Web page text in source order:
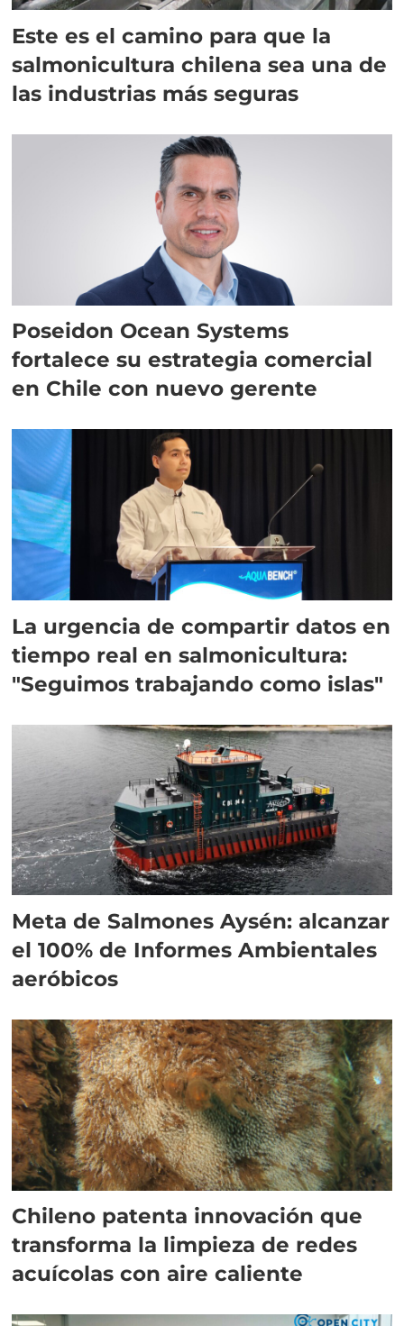
Este es el camino para que la
salmonicultura chilena sea una de
las industrias más seguras
Poseidon Ocean Systems
fortalece su estrategia comercial
en Chile con nuevo gerente
La urgencia de compartir datos en
tiempo real en salmonicultura:
"Seguimos trabajando como islas"
Meta de Salmones Aysén: alcanzar
el 100% de Informes Ambientales
aeróbicos
Chileno patenta innovación que
transforma la limpieza de redes
acuícolas con aire caliente